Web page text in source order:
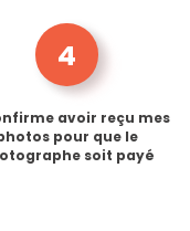
4
avoir reçu mes
pour que le
soit payé